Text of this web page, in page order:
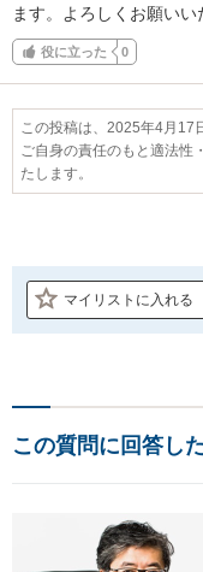
ます。よろしくお願いい
役に立った 0
この投稿は、2025年4月17
ご自身の責任のもと適法性
たします。
マイリストに入れる
この質問に回答し